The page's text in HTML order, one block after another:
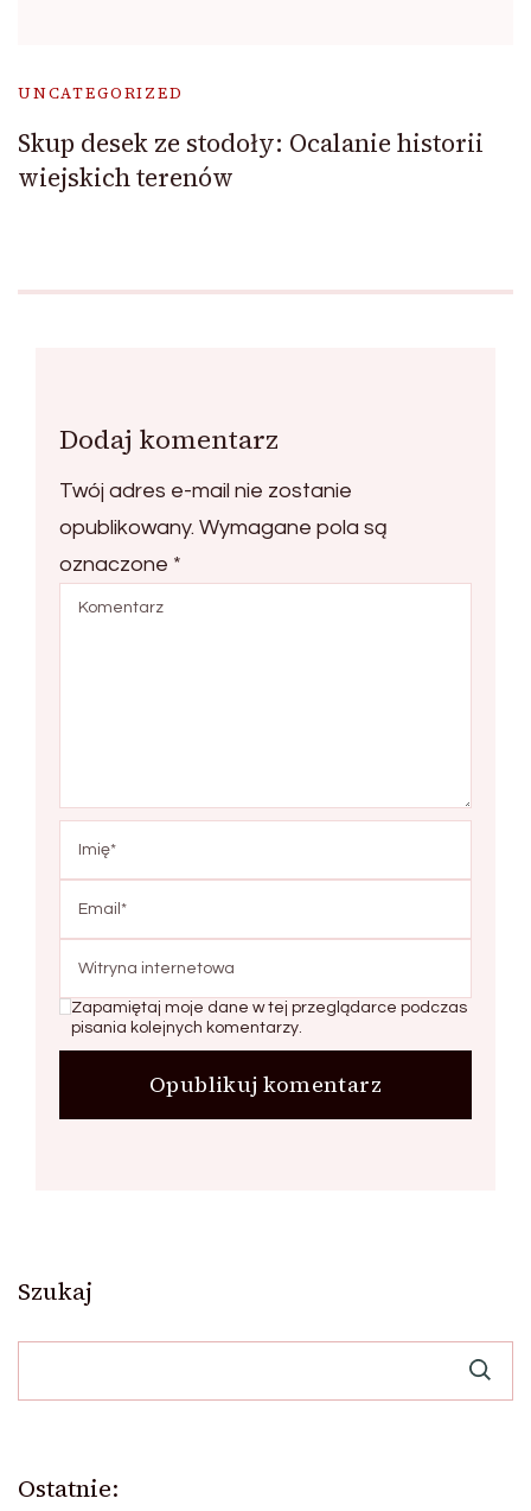
UNCATEGORIZED
Skup desek ze stodoły: Ocalanie historii
wiejskich terenów
Dodaj komentarz
Twój adres e-mail nie zostanie
opublikowany. Wymagane pola są
oznaczone *
Zapamiętaj moje dane w tej przeglądarce podczas
pisania kolejnych komentarzy.
Szukaj
Ostatnie: